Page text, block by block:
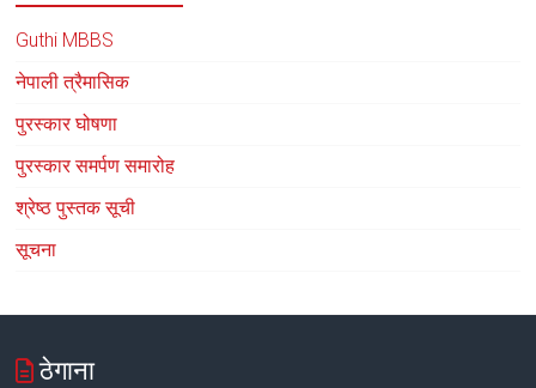
Guthi MBBS
नेपाली त्रैमासिक
पुरस्कार घोषणा
पुरस्कार समर्पण समारोह
श्रेष्ठ पुस्तक सूची
सूचना
ठेगाना